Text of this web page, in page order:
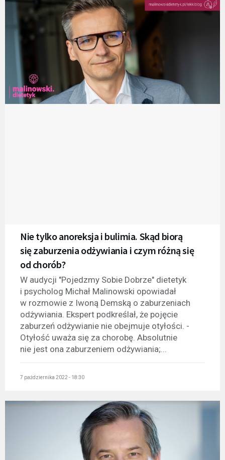
Nie tylko anoreksja i bulimia. Skąd biorą
się zaburzenia odżywiania i czym różną się
od chorób?
W audycji "Pojedzmy Sobie Dobrze" dietetyk
i psycholog Michał Malinowski opowiadał
w rozmowie z Iwoną Demską o zaburzeniach
odżywiania. Ekspert podkreślał, że pojęcie
zaburzeń odżywianie nie obejmuje otyłości. -
Otyłość uważa się za chorobę. Absolutnie
nie jest ona zaburzeniem odżywiania;...
7 października 2022 - 18:30